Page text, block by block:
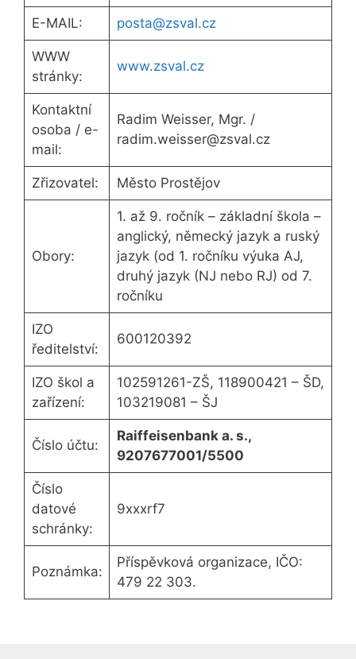
E-MAIL: posta@zsval.cz
WWW
stránky:
www.zsval.cz
Kontaktní
osoba / e-
mail:
Radim Weisser, Mgr. /
radim.weisser@zsval.cz
Zřizovatel: Město Prostějov
Obory:
1. až 9. ročník – základní škola –
anglický, německý jazyk a ruský
jazyk (od 1. ročníku výuka AJ,
druhý jazyk (NJ nebo RJ) od 7.
ročníku
IZO
ředitelství:
600120392
IZO škol a
zařízení:
102591261-ZŠ, 118900421 – ŠD,
103219081 – ŠJ
Číslo účtu:
Raiffeisenbank a. s.,
9207677001/5500
Číslo
datové
schránky:
9xxxrf7
Poznámka:
Příspěvková organizace, IČO:
479 22 303.